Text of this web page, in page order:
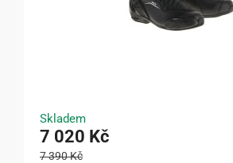
Skladem
7 020 Kč
7 390 Kč